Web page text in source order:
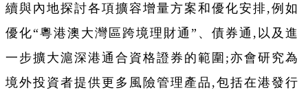
續與內地探討各項擴容增量方案和優化安排,例如
優化“粵港澳大灣區跨境理財通”、債券通,以及進
一步擴大滬深港通合資格證券的範圍;亦會研究為
境外投資者提供更多風險管理產品,包括在港發行